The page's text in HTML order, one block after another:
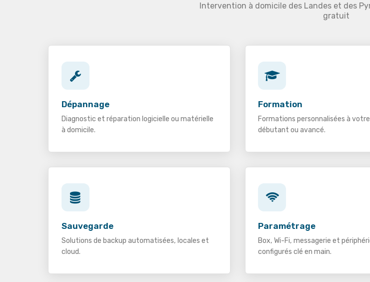
Intervention à domicile des Landes et des
gratuit
Dépannage
Diagnostic et réparation logicielle ou matérielle
à domicile.
Formation
Formations personnalisées à
débutant ou avancé.
Sauvegarde
Solutions de backup automatisées, locales et
cloud.
Paramétrage
Box, Wi-Fi, messagerie et
configurés clé en main.